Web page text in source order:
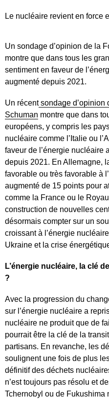
Le nucléaire revient en force
Un sondage d’opinion de la
montre que dans tous les
sentiment en faveur de
augmenté depuis 2021.
Un récentsondage d’opinion
Schuman montre que dans
européens, y compris les
nucléaire comme l’Italie ou
faveur de l’énergie nucléaire
depuis 2021. En Allemagne,
favorable ou très favorable à
augmenté de 15 points pour
comme la France ou le
construction de nouvelles
désormais compter sur un
croissant à l’énergie
Ukraine et la crise
L’énergie nucléaire, la clé
?
Avec la progression du
sur l’énergie nucléaire a
nucléaire ne produit que de
pourrait être la clé de la
partisans. En revanche, les
soulignent une fois de plus
définitif des déchets
n’est toujours pas résolu et
Tchernobyl ou de Fukushima